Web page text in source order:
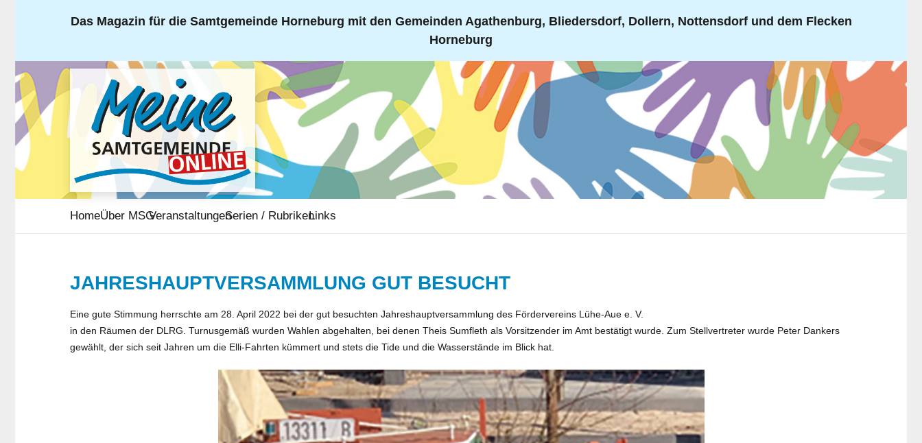
Das Magazin für die Samtgemeinde Horneburg mit den Gemeinden Agathenburg, Bliedersdorf, Dollern, Nottensdorf und dem Flecken
Horneburg
HomeÜber MSGVeranstaltungenSerien / RubrikenLinks
JAHRESHAUPTVERSAMMLUNG GUT BESUCHT
Eine gute Stimmung herrschte am 28. April 2022 bei der gut besuchten Jahreshauptversammlung des Fördervereins Lühe-Aue e. V.
in den Räumen der DLRG. Turnusgemäß wurden Wahlen abgehalten, bei denen Theis Sumfleth als Vorsitzender im Amt bestätigt wurde. Zum Stellvertreter wurde Peter Dankers
gewählt, der sich seit Jahren um die Elli-Fahrten kümmert und stets die Tide und die Wasserstände im Blick hat.